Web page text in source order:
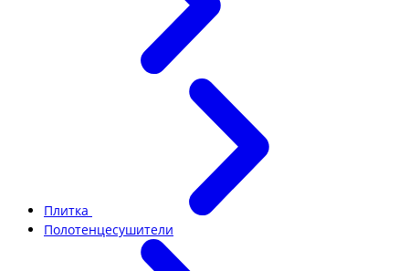
Плитка
Полотенцесушители